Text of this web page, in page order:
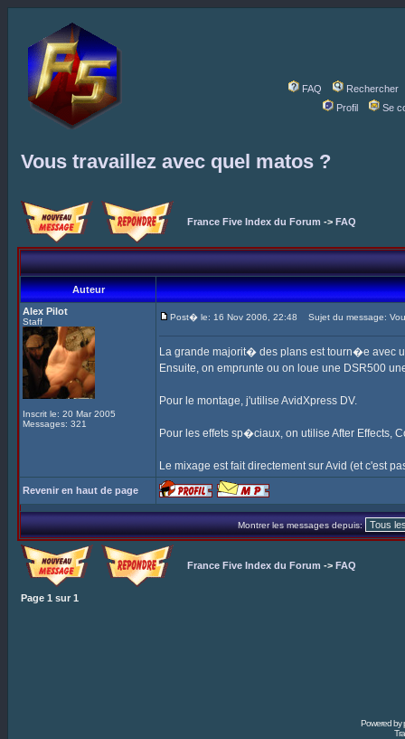
FAQ
Rechercher
Profil
Se
Vous travaillez avec quel matos ?
France Five Index du Forum -> FAQ
Auteur
Alex Pilot
Staff
Inscrit le: 20 Mar 2005
Messages: 321
Post� le: 16 Nov 2006, 22:48 Sujet du message:
La grande majorit� des plans est tourn�e avec
Ensuite, on emprunte ou on loue une DSR500
Pour le montage, j'utilise AvidXpress DV.
Pour les effets sp�ciaux, on utilise After Effects,
Le mixage est fait directement sur Avid (et c'est
Revenir en haut de page
Montrer les messages depuis:
France Five Index du Forum -> FAQ
Page 1 sur 1
Powered by